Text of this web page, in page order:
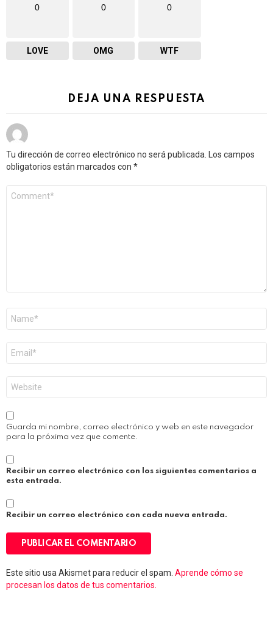
0
LOVE
0
OMG
0
WTF
DEJA UNA RESPUESTA
Tu dirección de correo electrónico no será publicada.
Los campos
obligatorios están marcados con *
electrónico
*
Guarda mi nombre, correo electrónico y web en este navegador
para la próxima vez que comente.
Recibir un correo electrónico con los siguientes comentarios a
esta entrada.
Recibir un correo electrónico con cada nueva entrada.
Este sitio usa Akismet para reducir el spam. Aprende cómo se
procesan los datos de tus comentarios.